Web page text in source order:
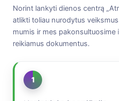
Norint lankyti dienos centrą
atlikti toliau nurodytus
mumis ir mes pakonsultuosime
reikiamus dokumentus.
1